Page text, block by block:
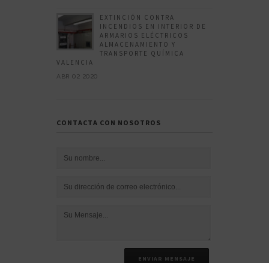
EXTINCIÓN CONTRA
INCENDIOS EN INTERIOR DE
ARMARIOS ELÉCTRICOS
ALMACENAMIENTO Y
TRANSPORTE QUÍMICA
VALENCIA
ABR 02 2020
CONTACTA CON NOSOTROS
ENVIAR MENSAJE